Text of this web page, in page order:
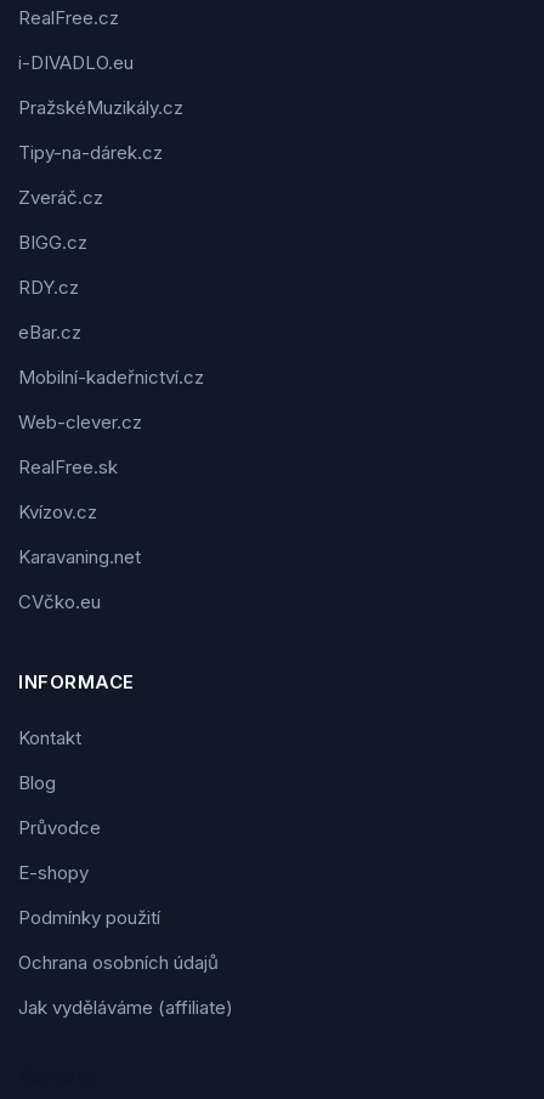
RealFree.cz
i-DIVADLO.eu
PražskéMuzikály.cz
Tipy-na-dárek.cz
Zveráč.cz
BIGG.cz
RDY.cz
eBar.cz
Mobilní-kadeřnictví.cz
Web-clever.cz
RealFree.sk
Kvízov.cz
Karavaning.net
CVčko.eu
INFORMACE
Kontakt
Blog
Průvodce
E-shopy
Podmínky použití
Ochrana osobních údajů
Jak vyděláváme (affiliate)